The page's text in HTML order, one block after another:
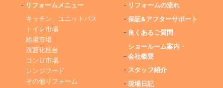
- リフォームメニュー
キッチン、ユニットバス
トイレ市場
給湯市場
洗面化粧台
コンロ市場
レンジフード
その他リフォーム
- リフォームの流れ
-保証&アフターサポート
- 良くあるご質問
-
ショールーム案内・
会社概要
- スタッフ紹介
-現場日記